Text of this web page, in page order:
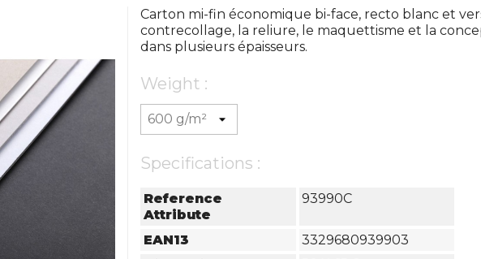
Carton mi-fin économique bi-face, recto blanc et
contrecollage, la reliure, le maquettisme et la
dans plusieurs épaisseurs.
Weight :
Specifications :
Reference
Attribute
93990C
EAN13
3329680939903